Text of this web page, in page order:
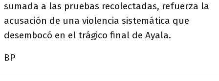
sumada a las pruebas recolectadas, refuerza la
acusación de una violencia sistemática que
desembocó en el trágico final de Ayala.
BP